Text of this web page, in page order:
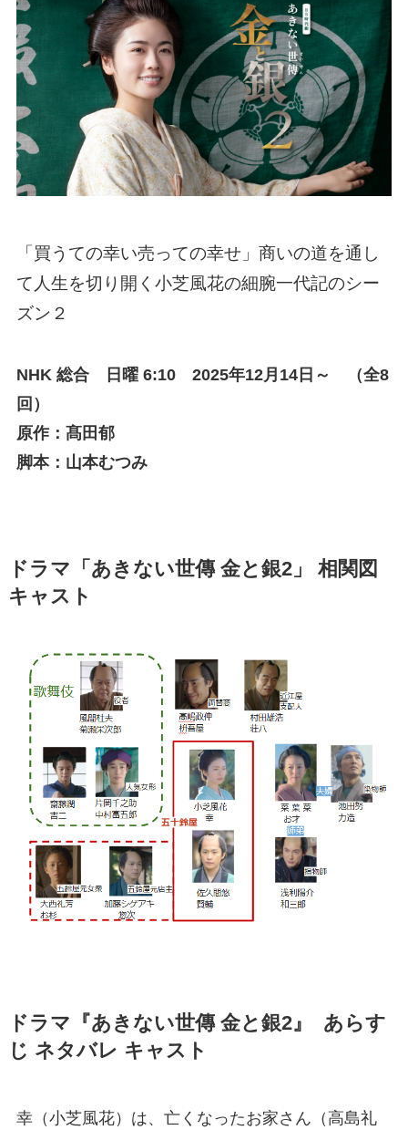
「買うての幸い売っての幸せ」商いの道を通し
て人生を切り開く小芝風花の細腕一代記のシー
ズン２
NHK 総合 日曜 6:10 2025年12月14日～ （全8
回）
原作：髙田郁
脚本：山本むつみ
ドラマ「あきない世傳 金と銀2」 相関図
キャスト
ドラマ『あきない世傳 金と銀2』 あらす
じ ネタバレ キャスト
幸（小芝風花）は、亡くなったお家さん（高島礼